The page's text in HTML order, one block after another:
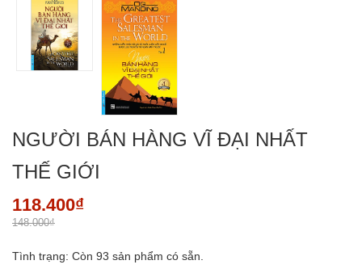
NGƯỜI BÁN HÀNG VĨ ĐẠI NHẤT
THẾ GIỚI
118.400₫
148.000₫
Tình trạng: Còn 93 sản phẩm có sẵn.